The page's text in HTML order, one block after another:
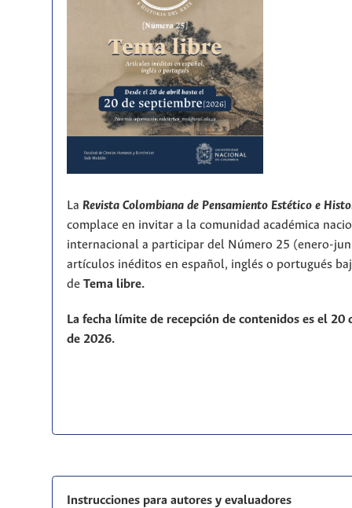
La Revista Colombiana de Pensamiento Estético e
complace en invitar a la comunidad académica
internacional a participar del Número 25 (enero-
artículos inéditos en español, inglés o portugués
de Tema libre.
La fecha límite de recepción de contenidos es el 20
de 2026.
Instrucciones para autores y evaluadores